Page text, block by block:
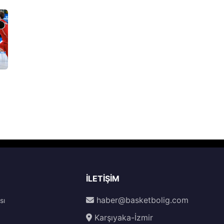
İLETIŞIM
haber@basketbolig.com
Karşıyaka-İzmir